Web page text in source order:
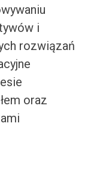
i
rozwiązań
oraz